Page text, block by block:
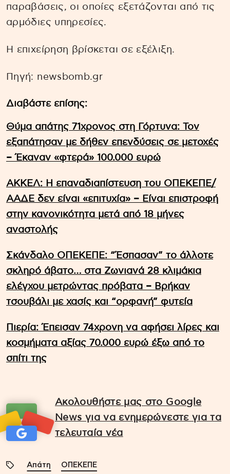
παραβάσεις, οι οποίες εξετάζονται από τις
αρμόδιες υπηρεσίες.
Η επιχείρηση βρίσκεται σε εξέλιξη.
Πηγή: newsbomb.gr
Διαβάστε επίσης:
Θύμα απάτης 71χρονος στη Γόρτυνα: Τον
εξαπάτησαν με δήθεν επενδύσεις σε μετοχές
– Έκαναν «φτερά» 100.000 ευρώ
ΑΚΚΕΛ: Η επαναδιαπίστευση του ΟΠΕΚΕΠΕ/
ΑΑΔΕ δεν είναι «επιτυχία» – Είναι επιστροφή
στην κανονικότητα μετά από 18 μήνες
αναστολής
Σκάνδαλο ΟΠΕΚΕΠΕ: “Έσπασαν” το άλλοτε
σκληρό άβατο… στα Ζωνιανά 28 κλιμάκια
ελέγχου μετρώντας πρόβατα – Βρήκαν
τσουβάλι με χασίς και “ορφανή” φυτεία
Πιερία: Έπεισαν 74χρονη να αφήσει λίρες και
κοσμήματα αξίας 70.000 ευρώ έξω από το
σπίτι της
Ακολουθήστε μας στο Google
News για να ενημερώνεστε για τα
τελευταία νέα
Απάτη ΟΠΕΚΕΠΕ